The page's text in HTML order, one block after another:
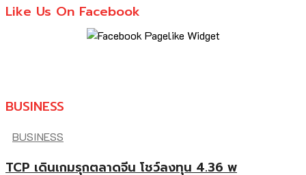
Like Us On Facebook
BUSINESS
BUSINESS
TCP เดินเกมรุกตลาดจีน โชว์ลงทุน 4.36 พ